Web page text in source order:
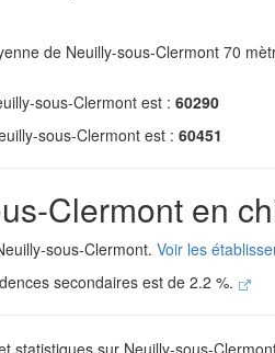
de Neuilly-sous-Clermont 70
sous-Clermont est : 60290
sous-Clermont est : 60451
Clermont en
sous-Clermont. Voir les
secondaires est de 2.2 %.
statistiques sur Neuilly-sous-